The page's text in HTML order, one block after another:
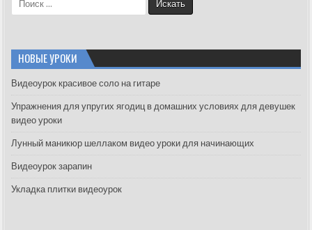
e
h
f
r
:
НОВЫЕ УРОКИ
Видеоурок красивое соло на гитаре
Упражнения для упругих ягодиц в домашних условиях для девушек
видео уроки
Лунный маникюр шеллаком видео уроки для начинающих
Видеоурок зарапин
Укладка плитки видеоурок